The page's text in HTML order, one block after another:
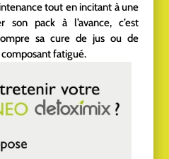
tout en incitant à une
son pack à l’avance, c’est
sa cure de jus ou de
composant fatigué.